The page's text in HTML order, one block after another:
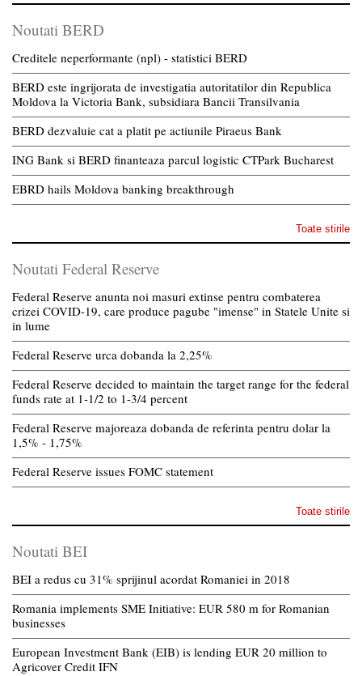
Noutati BERD
Creditele neperformante (npl) - statistici BERD
BERD este ingrijorata de investigatia autoritatilor din Republica
Moldova la Victoria Bank, subsidiara Bancii Transilvania
BERD dezvaluie cat a platit pe actiunile Piraeus Bank
ING Bank si BERD finanteaza parcul logistic CTPark Bucharest
EBRD hails Moldova banking breakthrough
Toate stirile
Noutati Federal Reserve
Federal Reserve anunta noi masuri extinse pentru combaterea
crizei COVID-19, care produce pagube "imense" in Statele Unite si
in lume
Federal Reserve urca dobanda la 2,25%
Federal Reserve decided to maintain the target range for the federal
funds rate at 1-1/2 to 1-3/4 percent
Federal Reserve majoreaza dobanda de referinta pentru dolar la
1,5% - 1,75%
Federal Reserve issues FOMC statement
Toate stirile
Noutati BEI
BEI a redus cu 31% sprijinul acordat Romaniei in 2018
Romania implements SME Initiative: EUR 580 m for Romanian
businesses
European Investment Bank (EIB) is lending EUR 20 million to
Agricover Credit IFN